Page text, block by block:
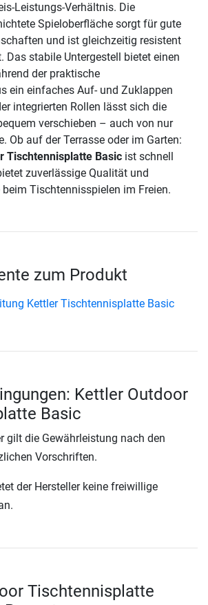
Leistungs-Verhältnis. Die
Spieloberfläche sorgt für gute
und ist gleichzeitig resistent
Das stabile Untergestell bietet einen
der praktische
ein einfaches Auf- und Zuklappen
integrierten Rollen lässt sich die
verschieben – auch von nur
Ob auf der Terrasse oder im Garten:
Tischtennisplatte Basic ist schnell
zuverlässige Qualität und
Tischtennisspielen im Freien.
zum Produkt
Kettler Tischtennisplatte Basic
Kettler Outdoor
Basic
gilt die Gewährleistung nach den
Vorschriften.
der Hersteller keine freiwillige
Tischtennisplatte